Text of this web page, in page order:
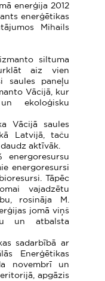
enerģija 2012
enerģētikas
Mihails
siltuma
aiz vien
saules paneļu
Vācijā, kur
ekoloģisku
Vācijā saules
Latvijā, taču
aktīvāk.
energoresursu
energoresursi
Tāpēc
vajadzētu
rosināja M.
jomā viņš
un atbalsta
sadarbībā ar
Enerģētikas
novembrī un
apgāzis